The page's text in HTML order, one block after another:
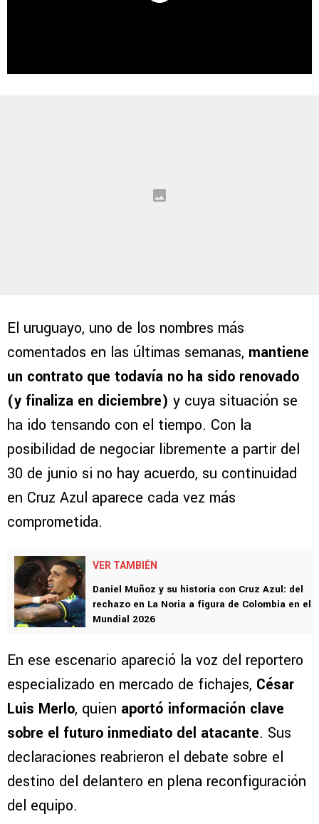
El uruguayo, uno de los nombres más
comentados en las últimas semanas, mantiene
un contrato que todavía no ha sido renovado
(y finaliza en diciembre) y cuya situación se
ha ido tensando con el tiempo. Con la
posibilidad de negociar libremente a partir del
30 de junio si no hay acuerdo, su continuidad
en Cruz Azul aparece cada vez más
comprometida.
VER TAMBIÉN
Daniel Muñoz y su historia con Cruz Azul: del
rechazo en La Noria a figura de Colombia en el
Mundial 2026
En ese escenario apareció la voz del reportero
especializado en mercado de fichajes, César
Luis Merlo, quien aportó información clave
sobre el futuro inmediato del atacante. Sus
declaraciones reabrieron el debate sobre el
destino del delantero en plena reconfiguración
del equipo.